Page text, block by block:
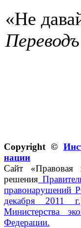
«Не
Copyright ©
нации
Сайт «Правовая
решения
правонарушений
декабря 2011
Министерства
Федерации.